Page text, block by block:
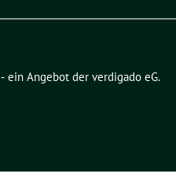
‐ ein Angebot der verdigado eG.